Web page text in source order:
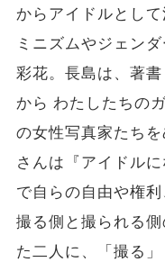
からアイドルとし
ミニズムやジェン
彩花。長島は、著書
から わたしたちの
の女性写真家たち
さんは『アイドル
で自らの自由や権
撮る側と撮られる
た二人に、「撮る